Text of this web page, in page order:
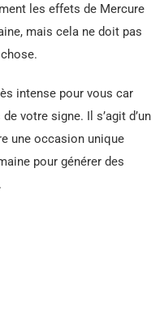
les effets de Mercure
mais cela ne doit pas
intense pour vous car
votre signe. Il s’agit d’un
une occasion unique
pour générer des